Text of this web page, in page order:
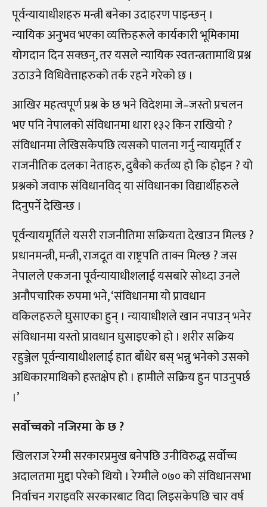
पूर्वन्यायाधीशहरु मन्त्री बनेका उदाहरण पाइन्छन् ।
न्यायिक अनुभव भएका व्यक्तिहरूले कार्यकारी भूमिकामा
योगदान दिन सक्छन्, तर यसले न्यायिक स्वतन्त्रतामाथि प्रश्न
उठाउने विधिवेत्ताहरुको तर्क रहने गरेको छ ।
आखिर महत्वपूर्ण प्रश्न के छ भने विदेशमा जे–जस्तो प्रचलन
भए पनि नेपालको संविधानमा धारा १३२ किन राखियो ?
संविधानमा लेखिसकेपछि त्यसको पालना गर्नु न्यायमूर्ति र
राजनीतिक दलका नेताहरु, दुबैको कर्तव्य हो कि होइन ? यो
प्रश्नको जवाफ संविधानविद् या संविधानका विद्यार्थीहरुले
दिनुपर्ने देखिन्छ ।
पूर्वन्यायमूर्तिले यसरी राजनीतिमा सक्रियता देखाउन मिल्छ ?
प्रधानमन्त्री, मन्त्री, राजदूत वा राष्ट्रपति ताक्न मिल्छ ? जस
नेपालले एकजना पूर्वन्यायाधीशलाई यसबारे सोध्दा उनले
अनौपचारिक रुपमा भने, ‘संविधानमा यो प्रावधान
वकिलहरुले घुसाएका हुन् । न्यायाधीशले खान नपाउन् भनेर
संविधानमा यस्तो प्रावधान घुसाइएको हो । शरीर सक्रिय
रहुञ्जेल पूर्वन्यायाधीशलाई हात बाँधेर बस् भन्नु भनेको उसको
अधिकारमाथिको हस्तक्षेप हो । हामीले सक्रिय हुन पाउनुपर्छ
।’
सर्वोच्चको नजिरमा के छ ?
खिलराज रेग्मी सरकारप्रमुख बनेपछि उनीविरुद्ध सर्वोच्च
अदालतमा मुद्दा परेको थियो । रेग्मीले ०७० को संविधानसभा
निर्वाचन गराइवरि सरकारबाट विदा लिइसकेपछि चार वर्ष